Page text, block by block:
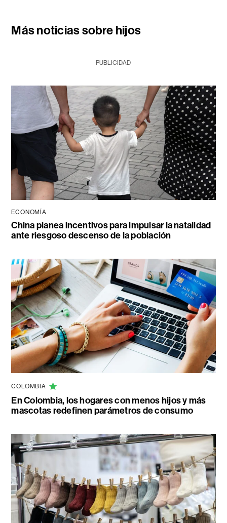
Más noticias sobre hijos
PUBLICIDAD
ECONOMÍA
China planea incentivos para impulsar la natalidad
ante riesgoso descenso de la población
COLOMBIA
En Colombia, los hogares con menos hijos y más
mascotas redefinen parámetros de consumo